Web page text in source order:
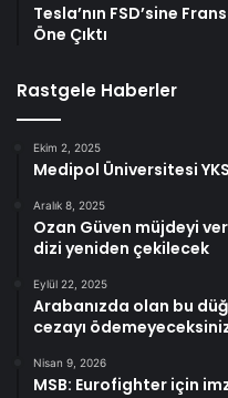
Tesla’nın FSD’sine
Öne Çıktı
Rastgele Haberler
Ekim 2, 2025
Medipol Üniversitesi
Aralık 8, 2025
Ozan Güven müjdeyi
dizi yeniden çekilecek
Eylül 22, 2025
Arabanızda olan bu
cezayı
Nisan 9, 2026
MSB: Eurofighter için